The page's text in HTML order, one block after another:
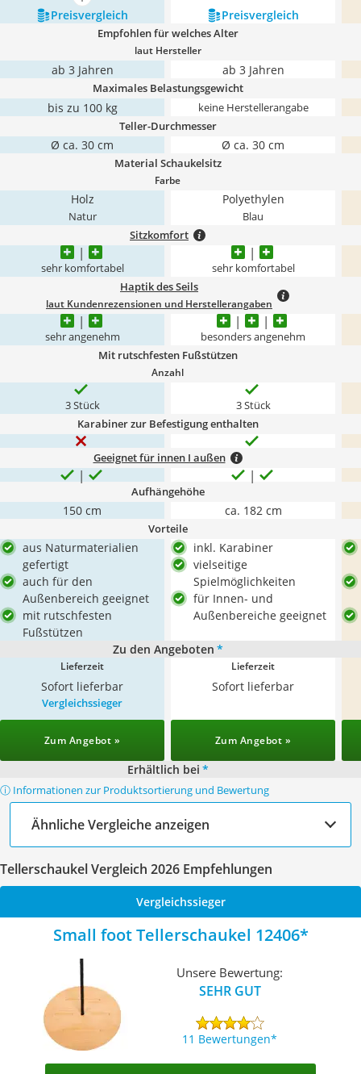
Preis­vergleich
Preis­vergleich
Empfohlen für welches Alter
laut Hersteller
ab 3 Jahren ab 3 Jahren
Maximales Belastungsgewicht
bis zu 100 kg keine Herstellerangabe
Teller-Durchmesser
Ø ca. 30 cm Ø ca. 30 cm
Material Schaukelsitz
Farbe
Holz
Natur
Polyethylen
Blau
Sitzkomfort
sehr komfortabel sehr komfortabel
Haptik des Seils
laut Kundenrezensionen und Herstellerangaben
sehr angenehm besonders angenehm
Mit rutschfesten Fußstützen
Anzahl
3 Stück 3 Stück
Karabiner zur Befestigung enthalten
Geeignet für innen I außen
Aufhängehöhe
150 cm ca. 182 cm
Vorteile
aus Naturmaterialien
gefertigt
auch für den
Außenbereich geeignet
mit rutschfesten
Fußstützen
inkl. Karabiner
vielseitige
Spielmöglichkeiten
für Innen- und
Außenbereiche geeignet
Zu den Angeboten *
Lieferzeit
Sofort lieferbar
Lieferzeit
Sofort lieferbar
Vergleichssieger
Zum Angebot » Zum Angebot »
Erhältlich bei *
ⓘ Informationen zur Produktsortierung und Bewertung
Ähnliche Vergleiche anzeigen
Tellerschaukel Vergleich 2026 Empfehlungen
Vergleichssieger
Small foot Tellerschaukel 12406
Unsere Bewertung:
SEHR GUT
11 Bewertungen